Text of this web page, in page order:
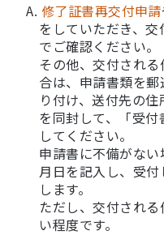
A. 修了証書再交付申請
をしていただき、
でご確認ください。
その他、交付され
合は、申請書類を
り付け、送付先の住
を同封して、「受
してください。
申請書に不備がな
月日を記入し、受
します。
ただし、交付され
い程度です。